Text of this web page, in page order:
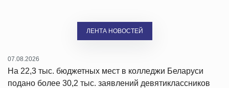
ЛЕНТА НОВОСТЕЙ
07.08.2026
На 22,3 тыс. бюджетных мест в колледжи Беларуси
подано более 30,2 тыс. заявлений девятиклассников